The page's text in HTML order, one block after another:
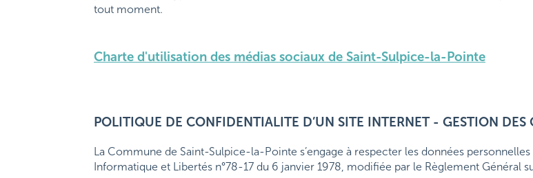
tout moment.
Charte d'utilisation des médias sociaux de Saint-Sulpice-la-Pointe
POLITIQUE DE CONFIDENTIALITE D’UN SITE INTERNET - GESTION DES
La Commune de Saint-Sulpice-la-Pointe s’engage à respecter les données
Informatique et Libertés n°78-17 du 6 janvier 1978, modifiée par le Règlement Général